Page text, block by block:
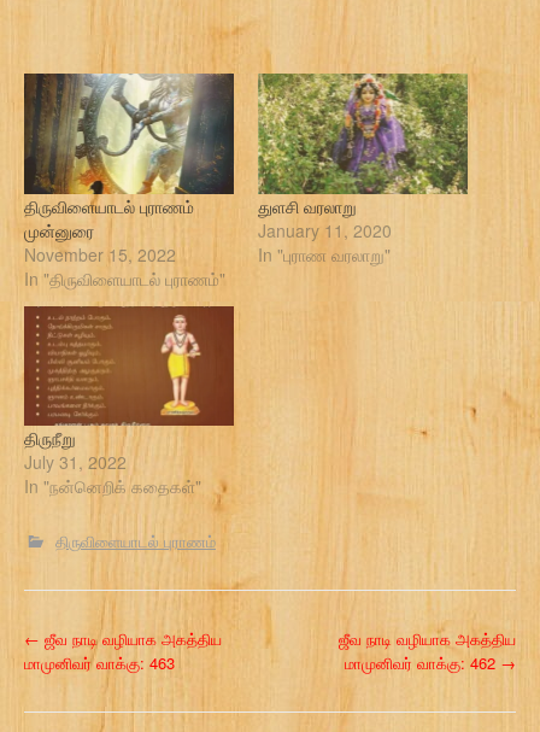
திருவிளையாடல் புராணம்
முன்னுரை
November 15, 2022
In "திருவிளையாடல் புராணம்"
துளசி வரலாறு
January 11, 2020
In "புராண வரலாறு"
திருநீறு
July 31, 2022
In "நன்னெறிக் கதைகள்"
திருவிளையாடல் புராணம்
P
← ஜீவ நாடி வழியாக அகத்திய
மாமுனிவர் வாக்கு: 463
ஜீவ நாடி வழியாக அகத்திய
மாமுனிவர் வாக்கு: 462 →